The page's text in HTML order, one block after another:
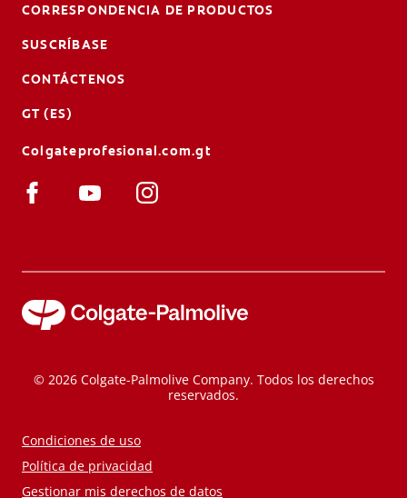
CORRESPONDENCIA DE PRODUCTOS
SUSCRÍBASE
CONTÁCTENOS
GT (ES)
Colgateprofesional.com.gt
© 2026 Colgate-Palmolive Company. Todos los derechos
reservados.
Condiciones de uso
Política de privacidad
Gestionar mis derechos de datos